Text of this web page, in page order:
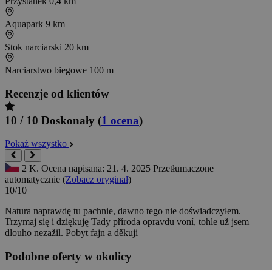
Aquapark 9 km
Stok narciarski 20 km
Narciarstwo biegowe 100 m
Recenzje od klientów
10 / 10 Doskonały (1 ocena)
Pokaż wszystko
2 K. Ocena napisana: 21. 4. 2025 Przetłumaczone
automatycznie (Zobacz oryginał)
10/10
Natura naprawdę tu pachnie, dawno tego nie doświadczyłem.
Trzymaj się i dziękuję Tady příroda opravdu voní, tohle už jsem
dlouho nezažil. Pobyt fajn a děkuji
Podobne oferty w okolicy